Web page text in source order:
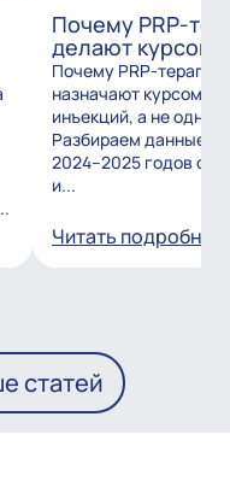
Почему PRP-
делают курсом?
Почему PRP-
назначают курсом из
инъекций, а не
Разбираем данные
2024–2025 годов о
и...
Читать подробнее
статей